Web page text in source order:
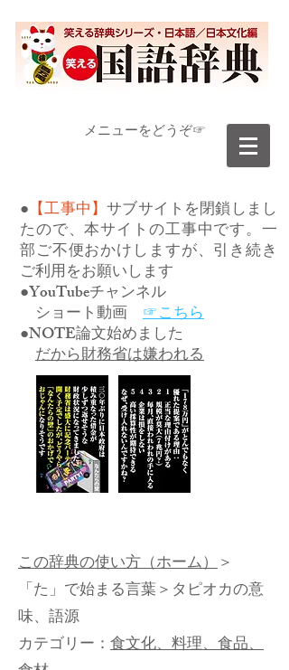
​メニューをどうぞ☞
● 【工事中】サブサイトを閉鎖しまし
たので、本サイトの工事中です。一
部ご不便おかけしますが、引き続き
ご利用をお願いします
●YouTubeチャンネル
ショート動画 ☞こちら
●NOTE論文始めました
だから財務省は嫌われる
この辞典の使い方（ホーム）＞
「た」で始まる言葉＞タピオカの意
味、語源
カテゴリー： 食文化、料理、食品、